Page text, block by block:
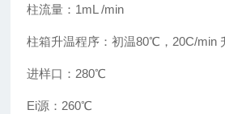
柱流量：1mL /min
柱箱升温程序：初温80℃，20C/min
进样口：280℃
Ei源：260℃